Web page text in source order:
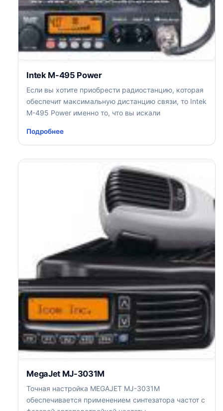
Intek M-495 Power
Если вы хотите приобрести радиостанцию, которая
обеспечит максимальную дистанцию связи, то Intek
M-495 Power именно то, что вы искали
Подробнее
MegaJet MJ-3031M
Точная настройка MEGAJET MJ-3031M
обеспечивается применением синтезатора частот с